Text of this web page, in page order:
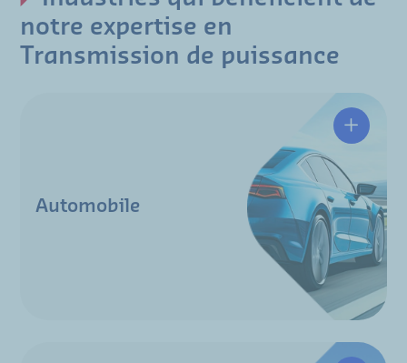
notre expertise en
Transmission de puissance
Automobile